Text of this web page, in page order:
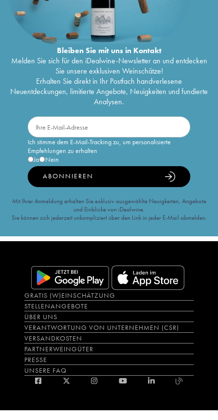
Bleiben Sie mit uns in Kontakt
Melden Sie sich für den iDealwine-Newsletter an und entdecken
Sie unsere exklusiven Weinschätze!
Erhalten Sie direkt in Ihr Postfach handverlesene
Neuentdeckungen, limitierte Angebote, Neuigkeiten und fundierte
Analysen.
Ich stimme dem E-Mail-Tracking zu, um personalisierte
Empfehlungen zu erhalten
Ja
Nein
ABONNIEREN
Mit Ihrer Anmeldung erhalten Sie exklusiv ausgewählte Neuigkeiten, Angebote
und Einblicke von iDealwine.
Sie können sich jederzeit unkompliziert über den Link in jeder E-Mail abmelden.
GRATIS (W)EINSCHÄTZUNG
STELLENANGEBOTE
ÜBER UNS
VERANTWORTUNG VON UNTERNEHMEN (CSR)
VERSANDKOSTEN
PARTNERWEINGÜTER
PRESSE
UNSERE FAQ